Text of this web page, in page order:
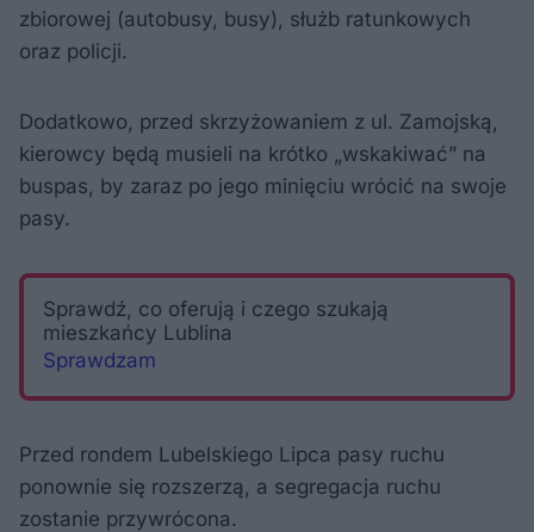
zbiorowej (autobusy, busy), służb ratunkowych
oraz policji.
Dodatkowo, przed skrzyżowaniem z ul. Zamojską,
kierowcy będą musieli na krótko „wskakiwać” na
buspas, by zaraz po jego minięciu wrócić na swoje
pasy.
Sprawdź, co oferują i czego szukają
mieszkańcy Lublina
Sprawdzam
Przed rondem Lubelskiego Lipca pasy ruchu
ponownie się rozszerzą, a segregacja ruchu
zostanie przywrócona.